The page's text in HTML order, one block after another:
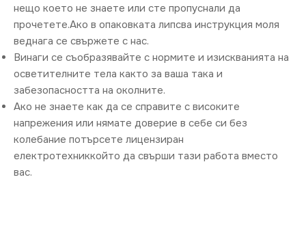
нещо което не знаете или сте пропуснали да
прочетете.Ако в опаковката липсва инструкция моля
веднага се свържете с нас.
Винаги се съобразявайте с нормите и изискванията на
осветителните тела както за ваша така и
забезопасността на околните.
Ако не знаете как да се справите с високите
напрежения или нямате доверие в себе си без
колебание потърсете лицензиран
електротехниккойто да свърши тази работа вместо
вас.